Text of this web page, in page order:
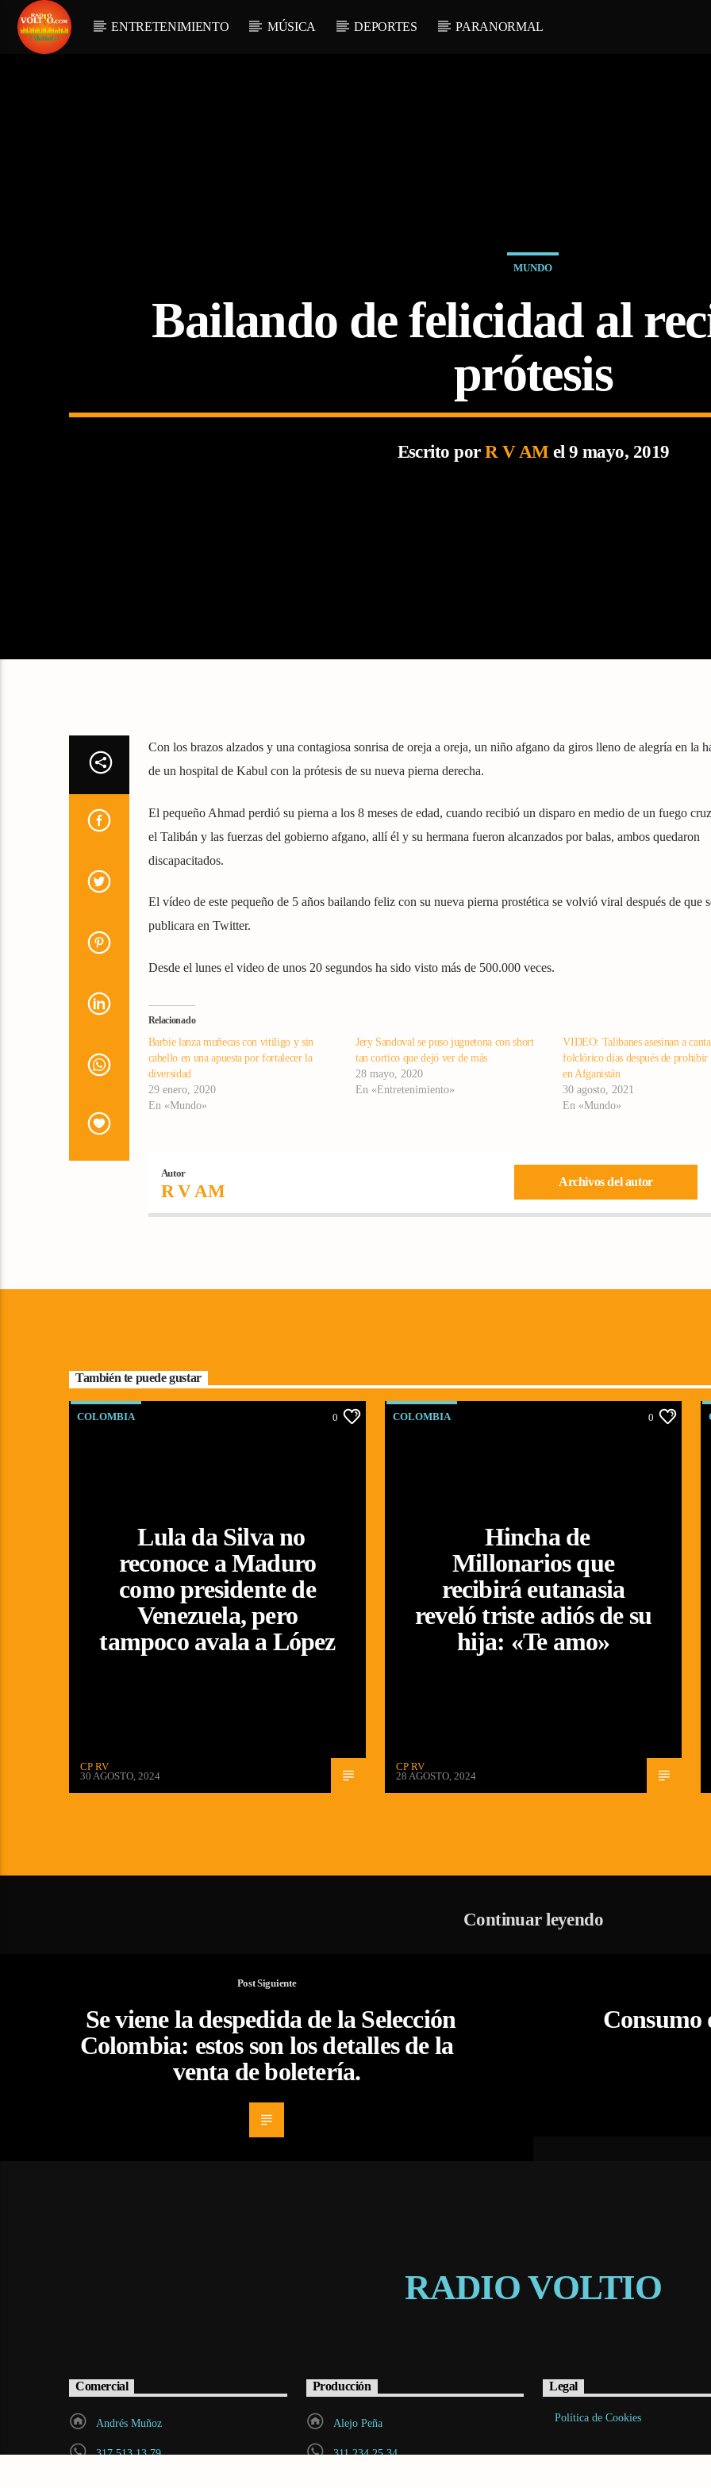
ENTRETENIMIENTO MÚSICA DEPORTES PARANORMAL
MUNDO
Bailando de felicidad al
prótesis
Escrito por R V AM el 9 mayo, 2019
Con los brazos alzados y una contagiosa sonrisa de oreja a oreja, un niño afgano da giros lleno de alegría en la
de un hospital de Kabul con la prótesis de su nueva pierna derecha.
El pequeño Ahmad perdió su pierna a los 8 meses de edad, cuando recibió un disparo en medio de un fuego
el Talibán y las fuerzas del gobierno afgano, allí él y su hermana fueron alcanzados por balas, ambos quedaron
discapacitados.
El vídeo de este pequeño de 5 años bailando feliz con su nueva pierna prostética se volvió viral después de que
publicara en Twitter.
Desde el lunes el video de unos 20 segundos ha sido visto más de 500.000 veces.
Relacionado
Barbie lanza muñecas con vitiligo y sin
cabello en una apuesta por fortalecer la
diversidad
29 enero, 2020
En «Mundo»
Jery Sandoval se puso juguetona con short
tan cortico que dejó ver de más
28 mayo, 2020
En «Entretenimiento»
VIDEO: Talibanes asesinan a
folclórico días después de prohibir
en Afganistán
30 agosto, 2021
En «Mundo»
Autor
R V AM
Archivos del autor
También te puede gustar
COLOMBIA 0
Lula da Silva no
reconoce a Maduro
como presidente de
Venezuela, pero
tampoco avala a López
CP RV
30 AGOSTO, 2024
COLOMBIA 0
Hincha de
Millonarios que
recibirá eutanasia
reveló triste adiós de su
hija: «Te amo»
CP RV
28 AGOSTO, 2024
Continuar leyendo
Post Siguiente
Se viene la despedida de la Selección
Colombia: estos son los detalles de la
venta de boletería.
Consumo
RADIO VOLTIO
Comercial
Andrés Muñoz
317 513 13 79
Producción
Alejo Peña
311 234 25 34
Legal
Política de Cookies